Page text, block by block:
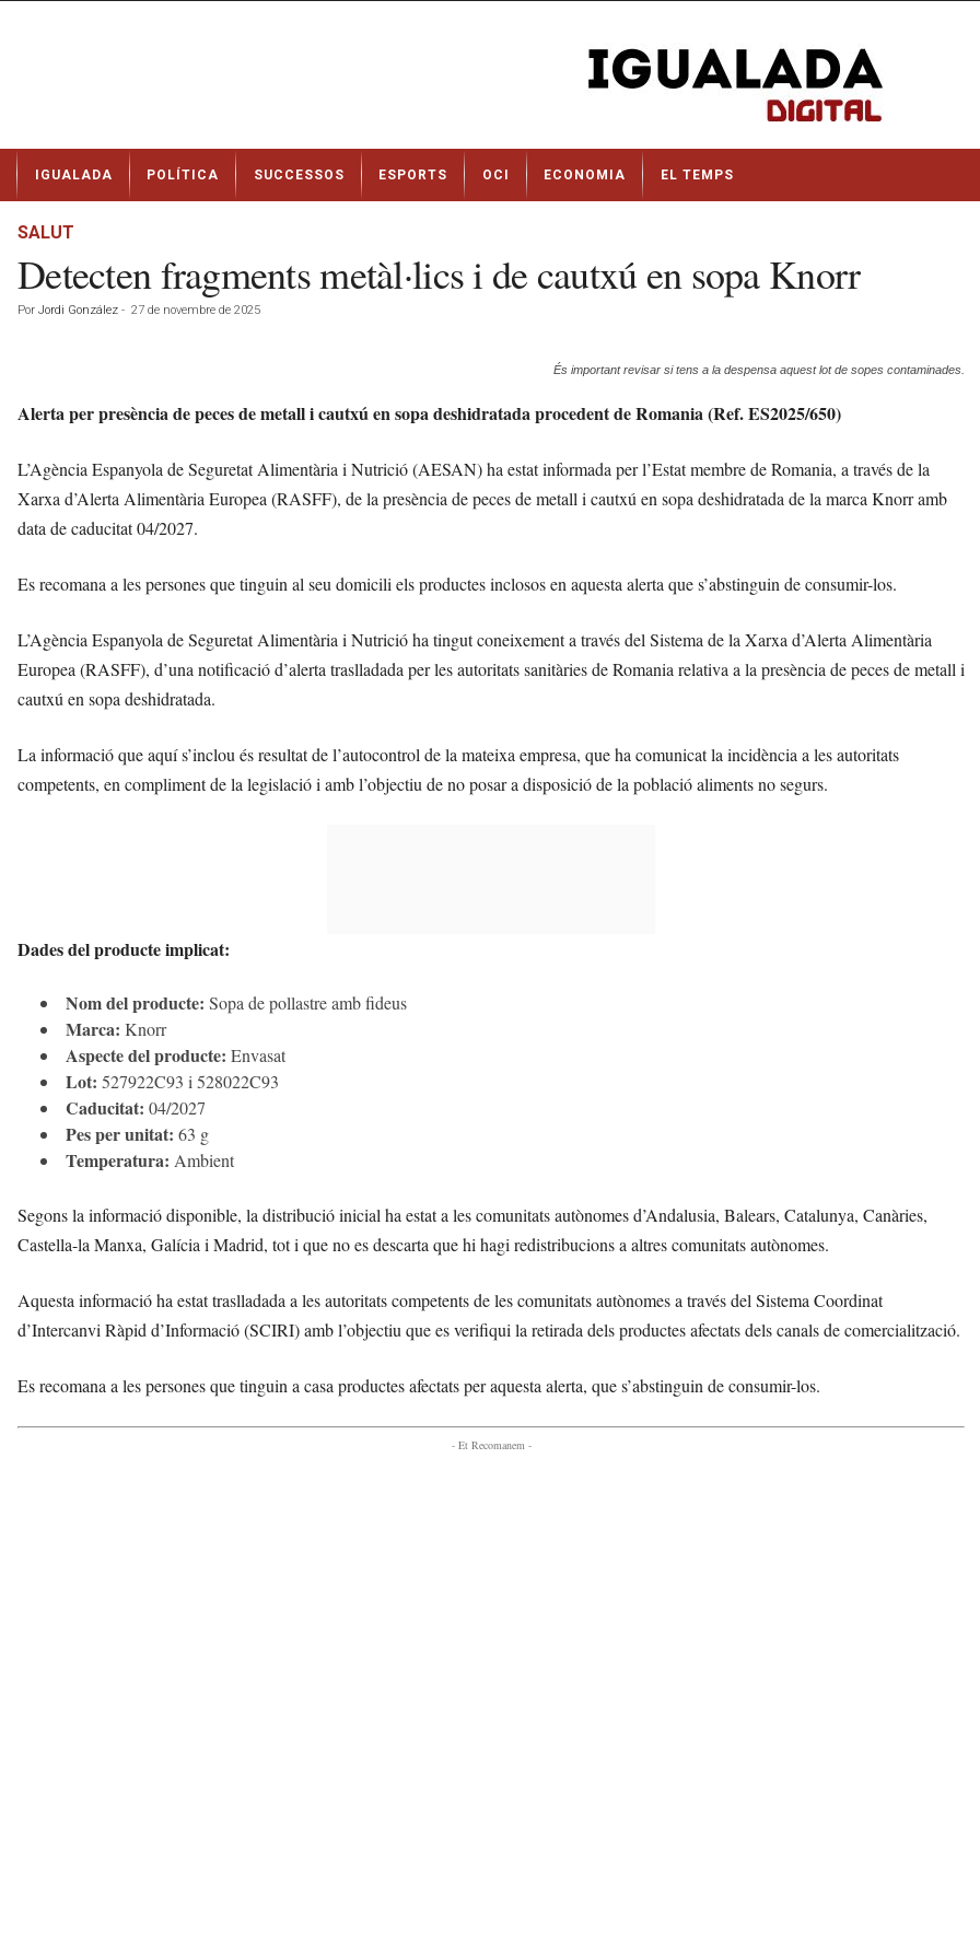
t
IGUALADA POLÍTICA SUCCESSOS ESPORTS OCI ECONOMIA EL TEMPS
SALUT
Detecten fragments metàl·lics i de cautxú en sopa Knorr
Por Jordi González - 27 de novembre de 2025
És important revisar si tens a la despensa aquest lot de sopes contaminades.
Alerta per presència de peces de metall i cautxú en sopa deshidratada procedent de Romania (Ref. ES2025/650)
L’Agència Espanyola de Seguretat Alimentària i Nutrició (AESAN) ha estat informada per l’Estat membre de Romania, a través de la
Xarxa d’Alerta Alimentària Europea (RASFF), de la presència de peces de metall i cautxú en sopa deshidratada de la marca Knorr amb
data de caducitat 04/2027.
Es recomana a les persones que tinguin al seu domicili els productes inclosos en aquesta alerta que s’abstinguin de consumir-los.
L’Agència Espanyola de Seguretat Alimentària i Nutrició ha tingut coneixement a través del Sistema de la Xarxa d’Alerta Alimentària
Europea (RASFF), d’una notificació d’alerta traslladada per les autoritats sanitàries de Romania relativa a la presència de peces de metall i
cautxú en sopa deshidratada.
La informació que aquí s’inclou és resultat de l’autocontrol de la mateixa empresa, que ha comunicat la incidència a les autoritats
competents, en compliment de la legislació i amb l’objectiu de no posar a disposició de la població aliments no segurs.
Dades del producte implicat:
Nom del producte: Sopa de pollastre amb fideus
Marca: Knorr
Aspecte del producte: Envasat
Lot: 527922C93 i 528022C93
Caducitat: 04/2027
Pes per unitat: 63 g
Temperatura: Ambient
Segons la informació disponible, la distribució inicial ha estat a les comunitats autònomes d’Andalusia, Balears, Catalunya, Canàries,
Castella-la Manxa, Galícia i Madrid, tot i que no es descarta que hi hagi redistribucions a altres comunitats autònomes.
Aquesta informació ha estat traslladada a les autoritats competents de les comunitats autònomes a través del Sistema Coordinat
d’Intercanvi Ràpid d’Informació (SCIRI) amb l’objectiu que es verifiqui la retirada dels productes afectats dels canals de comercialització.
Es recomana a les persones que tinguin a casa productes afectats per aquesta alerta, que s’abstinguin de consumir-los.
- Et Recomanem -